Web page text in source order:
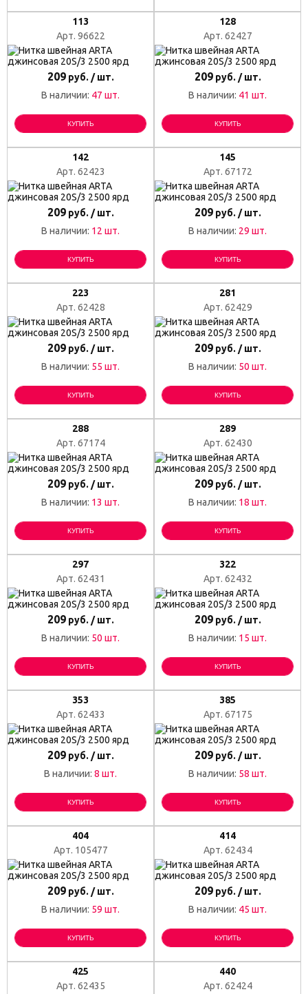
113
Арт. 96622
209руб. / шт.
В наличии: 47 шт.
КУПИТЬ
128
Арт. 62427
209руб. / шт.
В наличии: 41 шт.
КУПИТЬ
142
Арт. 62423
209руб. / шт.
В наличии: 12 шт.
КУПИТЬ
145
Арт. 67172
209руб. / шт.
В наличии: 29 шт.
КУПИТЬ
223
Арт. 62428
209руб. / шт.
В наличии: 55 шт.
КУПИТЬ
281
Арт. 62429
209руб. / шт.
В наличии: 50 шт.
КУПИТЬ
288
Арт. 67174
209руб. / шт.
В наличии: 13 шт.
КУПИТЬ
289
Арт. 62430
209руб. / шт.
В наличии: 18 шт.
КУПИТЬ
297
Арт. 62431
209руб. / шт.
В наличии: 50 шт.
КУПИТЬ
322
Арт. 62432
209руб. / шт.
В наличии: 15 шт.
КУПИТЬ
353
Арт. 62433
209руб. / шт.
В наличии: 8 шт.
КУПИТЬ
385
Арт. 67175
209руб. / шт.
В наличии: 58 шт.
КУПИТЬ
404
Арт. 105477
209руб. / шт.
В наличии: 59 шт.
КУПИТЬ
414
Арт. 62434
209руб. / шт.
В наличии: 45 шт.
КУПИТЬ
425
Арт. 62435
440
Арт. 62424